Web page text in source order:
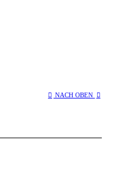
NACH OBEN